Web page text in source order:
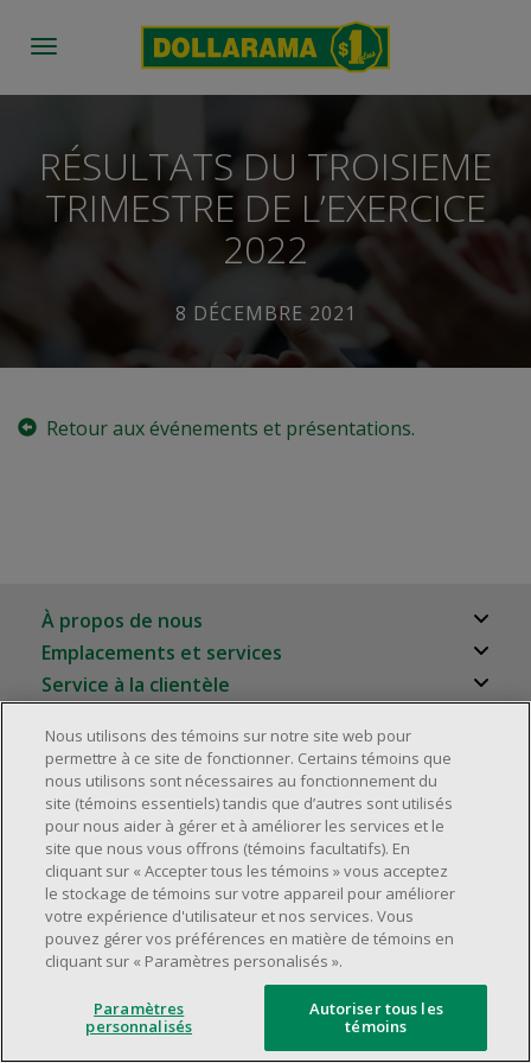
Toggle
RÉSULTATS DU TROISIEME
TRIMESTRE DE L’EXERCICE
2022
8 DÉCEMBRE 2021
Retour aux événements et présentations.
À propos de nous
À propos
Carrières
Emplacements et services
Localisateur de magasins
Relation avec les investisseurs
Partenaires immobiliers
Service à la clientèle
Foire aux questions
Rappels de produits
Nous joindre
Gestion des témoins
©2025 Dollarama Inc. Tous droits réservés.
Politique d'accessibilité
Nous utilisons des témoins sur notre site web pour
permettre à ce site de fonctionner. Certains témoins que
nous utilisons sont nécessaires au fonctionnement du
site (témoins essentiels) tandis que d’autres sont utilisés
pour nous aider à gérer et à améliorer les services et le
site que nous vous offrons (témoins facultatifs). En
cliquant sur « Accepter tous les témoins » vous acceptez
le stockage de témoins sur votre appareil pour améliorer
votre expérience d'utilisateur et nos services. Vous
pouvez gérer vos préférences en matière de témoins en
cliquant sur « Paramètres personalisés ».
Paramètres
personnalisés
Autoriser tous les
témoins